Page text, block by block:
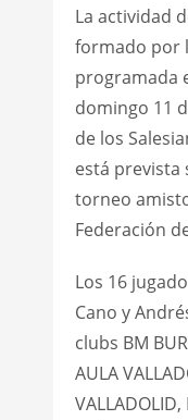
La actividad
formado por
programada
domingo 11
de los
está prevista
torneo
Federación
Los 16
Cano y
clubs BM
AULA
VALLADOLID,